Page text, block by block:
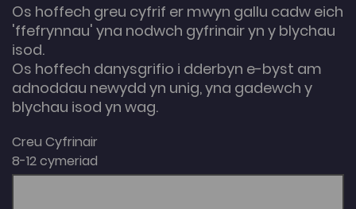
Os hoffech greu cyfrif er mwyn gallu cadw eich
'ffefrynnau' yna nodwch gyfrinair yn y blychau
isod.
Os hoffech danysgrifio i dderbyn e-byst am
adnoddau newydd yn unig, yna gadewch y
blychau isod yn wag.
Creu Cyfrinair
8-12 cymeriad